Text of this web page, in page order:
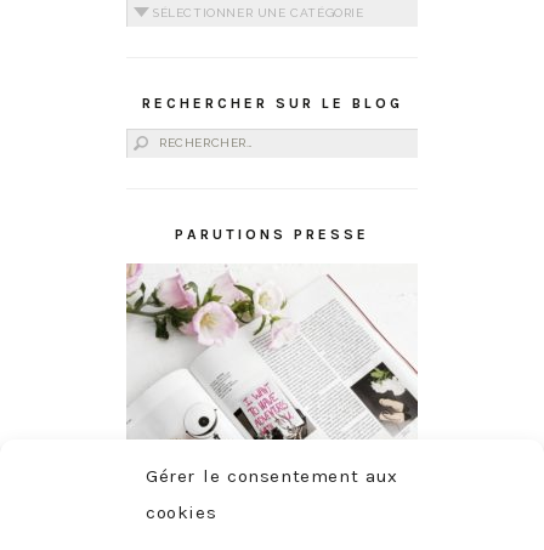
Gérer le consentement aux
cookies
Catégories
RECHERCHER SUR LE BLOG
Rechercher :
PARUTIONS PRESSE